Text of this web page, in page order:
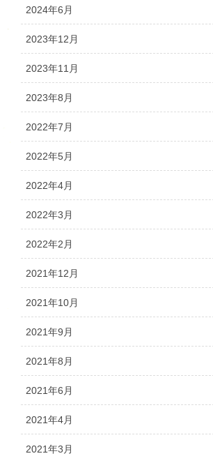
2024年6月
2023年12月
2023年11月
2023年8月
2022年7月
2022年5月
2022年4月
2022年3月
2022年2月
2021年12月
2021年10月
2021年9月
2021年8月
2021年6月
2021年4月
2021年3月